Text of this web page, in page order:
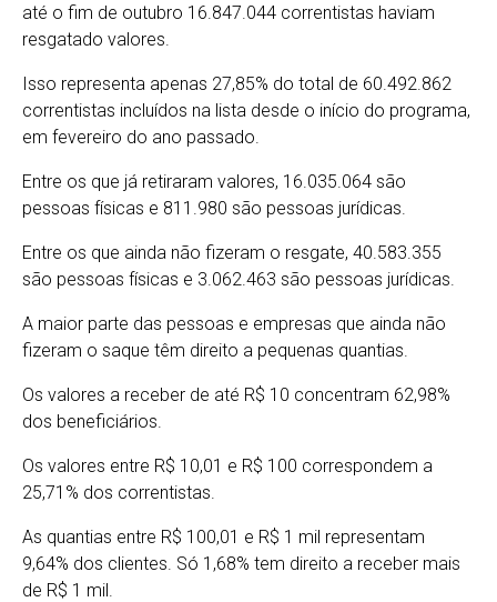
até o fim de outubro 16.847.044 correntistas haviam
resgatado valores.
Isso representa apenas 27,85% do total de 60.492.862
correntistas incluídos na lista desde o início do programa,
em fevereiro do ano passado.
Entre os que já retiraram valores, 16.035.064 são
pessoas físicas e 811.980 são pessoas jurídicas.
Entre os que ainda não fizeram o resgate, 40.583.355
são pessoas físicas e 3.062.463 são pessoas jurídicas.
A maior parte das pessoas e empresas que ainda não
fizeram o saque têm direito a pequenas quantias.
Os valores a receber de até R$ 10 concentram 62,98%
dos beneficiários.
Os valores entre R$ 10,01 e R$ 100 correspondem a
25,71% dos correntistas.
As quantias entre R$ 100,01 e R$ 1 mil representam
9,64% dos clientes. Só 1,68% tem direito a receber mais
de R$ 1 mil.